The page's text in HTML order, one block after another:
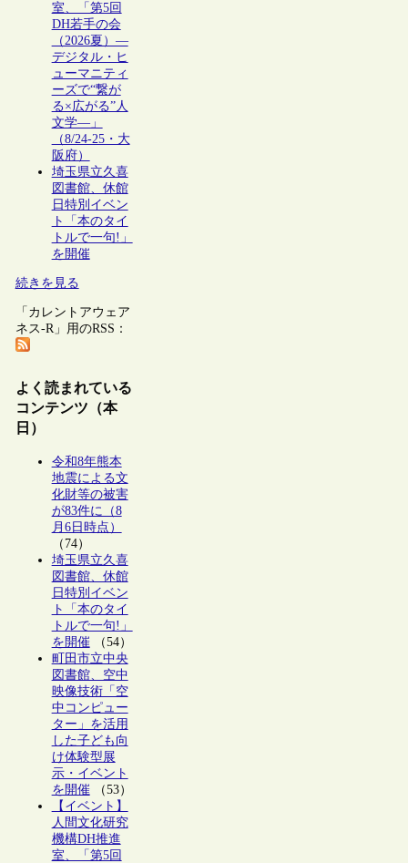
室、「第5回
DH若手の会
（2026夏）―
デジタル・ヒ
ューマニティ
ーズで“繋が
る×広がる”人
文学―」
（8/24-25・大
阪府）
埼玉県立久喜
図書館、休館
日特別イベン
ト「本のタイ
トルで一句!」
を開催
続きを見る
「カレントアウェア
ネス-R」用のRSS：
よく読まれている
コンテンツ（本
日）
令和8年熊本
地震による文
化財等の被害
が83件に（8
月6日時点）
（74）
埼玉県立久喜
図書館、休館
日特別イベン
ト「本のタイ
トルで一句!」
を開催（54）
町田市立中央
図書館、空中
映像技術「空
中コンピュー
ター」を活用
した子ども向
け体験型展
示・イベント
を開催（53）
【イベント】
人間文化研究
機構DH推進
室、「第5回